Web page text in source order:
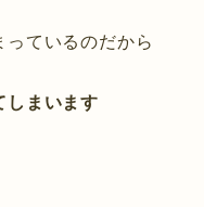
ているのだから
しまいます